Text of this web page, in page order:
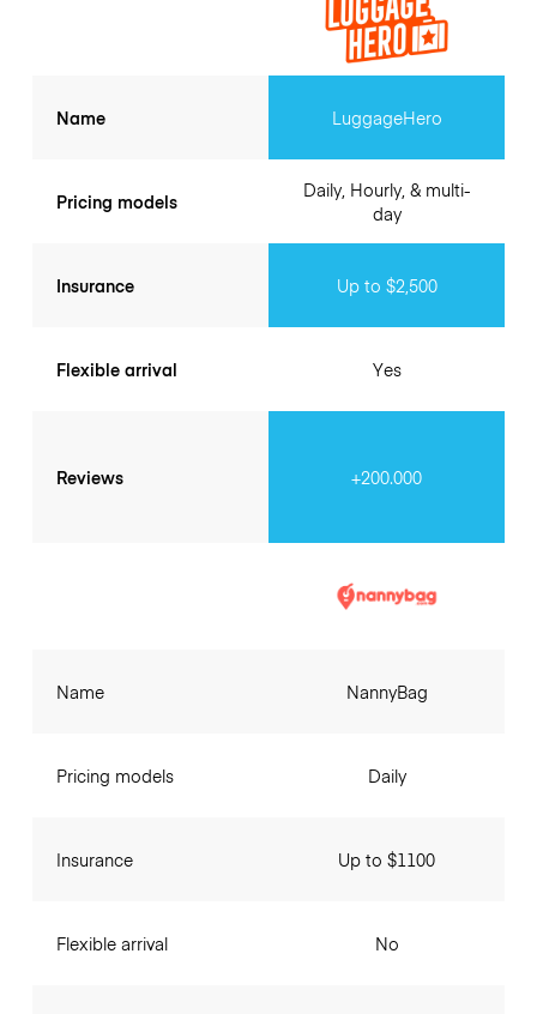
Name
Pricing models
Insurance
Flexible arrival
Reviews
LuggageHero
Daily, Hourly, & multi-
day
Up to $2,500
Yes
+200.000
Name
Pricing models
Insurance
Flexible arrival
NannyBag
Daily
Up to $1100
No